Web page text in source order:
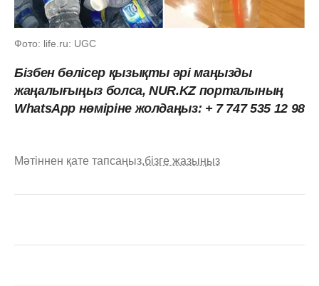
Фото: life.ru: UGC
Бізбен бөлісер қызықты әрі маңызды
жаңалығыңыз болса, NUR.KZ порталының
WhatsApp нөміріне жолдаңыз: + 7 747 535 12 98
Мәтіннен қате тапсаңыз,бізге жазыңыз